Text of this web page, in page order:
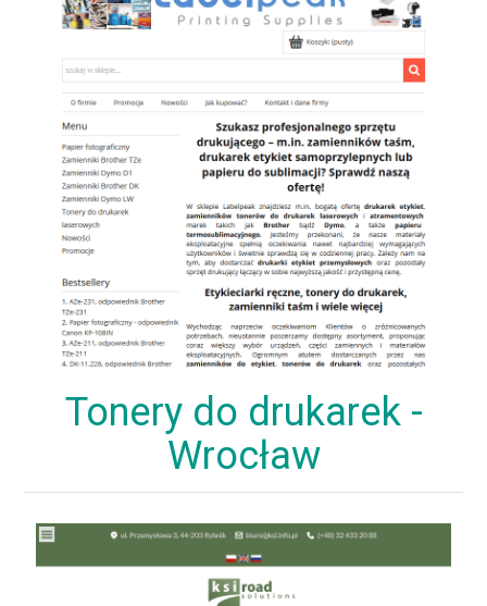
Tonery do drukarek -
Wrocław